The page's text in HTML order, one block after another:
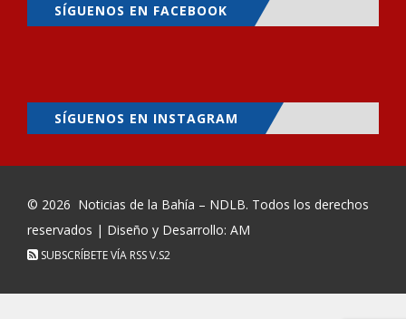
SÍGUENOS EN FACEBOOK
SÍGUENOS EN INSTAGRAM
© 2026 Noticias de la Bahía – NDLB. Todos los derechos
reservados | Diseño y Desarrollo: AM
SUBSCRÍBETE VÍA RSSV.S2